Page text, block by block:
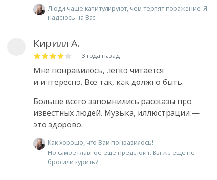
Люди чаще капитулируют, чем терпят поражение. Я
надеюсь на Вас.
Кирилл А.
— 3 года назад
Мне понравилось, легко читается
и интересно. Все так, как должно быть.
Больше всего запомнились рассказы про
известных людей. Музыка, иллюстрации —
это здорово.
Как хорошо, что Вам понравилось!
Но самое главное ещё предстоит: Вы же ещё не
бросили курить?